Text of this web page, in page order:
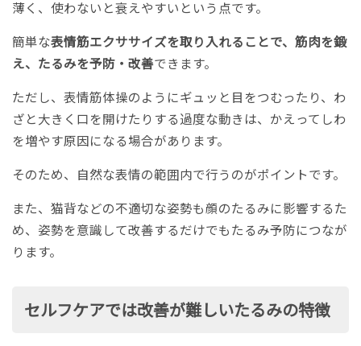
薄く、使わないと衰えやすいという点です。
簡単な表情筋エクササイズを取り入れることで、筋肉を鍛
え、たるみを予防・改善できます。
ただし、表情筋体操のようにギュッと目をつむったり、わ
ざと大きく口を開けたりする過度な動きは、かえってしわ
を増やす原因になる場合があります。
そのため、自然な表情の範囲内で行うのがポイントです。
また、猫背などの不適切な姿勢も顔のたるみに影響するた
め、姿勢を意識して改善するだけでもたるみ予防につなが
ります。
セルフケアでは改善が難しいたるみの特徴